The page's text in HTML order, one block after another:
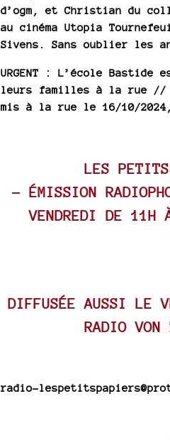
d’ogm, et Christian du
au cinéma Utopia
Sivens. Sans oublier les
URGENT : L’école
leurs familles à la rue //
mis à la rue le 16/10/
LES
– ÉMISSION
VENDREDI DE
DIFFUSÉE AUSSI LE
RADIO
radio-